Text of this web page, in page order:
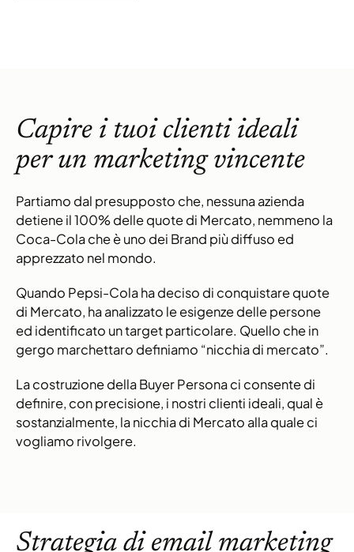
Capire i tuoi clienti ideali
per un marketing vincente
Partiamo dal presupposto che, nessuna azienda
detiene il 100% delle quote di Mercato, nemmeno la
Coca-Cola che è uno dei Brand più diffuso ed
apprezzato nel mondo.
Quando Pepsi-Cola ha deciso di conquistare quote
di Mercato, ha analizzato le esigenze delle persone
ed identificato un target particolare. Quello che in
gergo marchettaro definiamo “nicchia di mercato”.
La costruzione della Buyer Persona ci consente di
definire, con precisione, i nostri clienti ideali, qual è
sostanzialmente, la nicchia di Mercato alla quale ci
vogliamo rivolgere.
Strategia di email marketing